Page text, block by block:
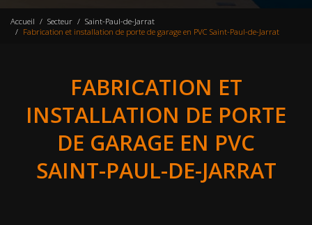
Accueil Secteur
Saint-Paul-de-Jarrat
Fabrication et installation de porte de garage en PVC Saint-Paul-de-Jarrat
FABRICATION ET
INSTALLATION DE PORTE
DE GARAGE EN PVC
SAINT-PAUL-DE-JARRAT